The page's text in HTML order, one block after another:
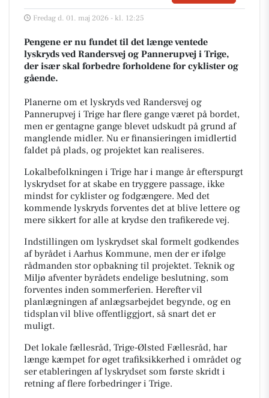
Fredag d. 01. maj 2026 - kl. 12:25
Pengene er nu fundet til det længe ventede
lyskryds ved Randersvej og Pannerupvej i Trige,
der især skal forbedre forholdene for cyklister og
gående.
Planerne om et lyskryds ved Randersvej og
Pannerupvej i Trige har flere gange været på bordet,
men er gentagne gange blevet udskudt på grund af
manglende midler. Nu er finansieringen imidlertid
faldet på plads, og projektet kan realiseres.
Lokalbefolkningen i Trige har i mange år efterspurgt
lyskrydset for at skabe en tryggere passage, ikke
mindst for cyklister og fodgængere. Med det
kommende lyskryds forventes det at blive lettere og
mere sikkert for alle at krydse den trafikerede vej.
Indstillingen om lyskrydset skal formelt godkendes
af byrådet i Aarhus Kommune, men der er ifølge
rådmanden stor opbakning til projektet. Teknik og
Miljø afventer byrådets endelige beslutning, som
forventes inden sommerferien. Herefter vil
planlægningen af anlægsarbejdet begynde, og en
tidsplan vil blive offentliggjort, så snart det er
muligt.
Det lokale fællesråd, Trige-Ølsted Fællesråd, har
længe kæmpet for øget trafiksikkerhed i området og
ser etableringen af lyskrydset som første skridt i
retning af flere forbedringer i Trige.